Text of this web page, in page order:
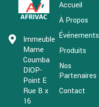
Immeuble
Mame
Coumba
DIOP-
Point E
Rue B x
16
Accueil
À Propos
Événements
Produits
Nos
Partenaires
Contact